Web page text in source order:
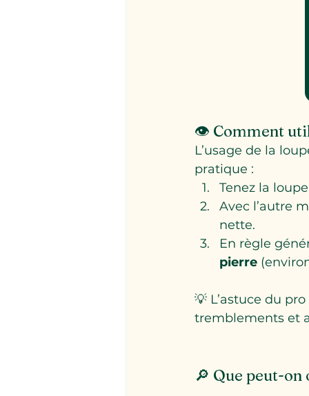
👁️ Comment
L’usage de la
pratique :
Tenez la
Avec l’autre
nette.
En règle
pierre
💡 L’astuce du pro
tremblements et
🔎 Que peut-on